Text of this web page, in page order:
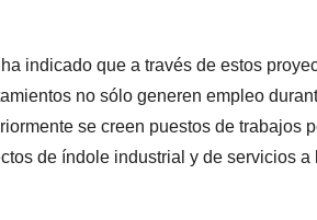
indicado que a través de estos
no sólo generen empleo
se creen puestos de trabajos
de índole industrial y de servicios a